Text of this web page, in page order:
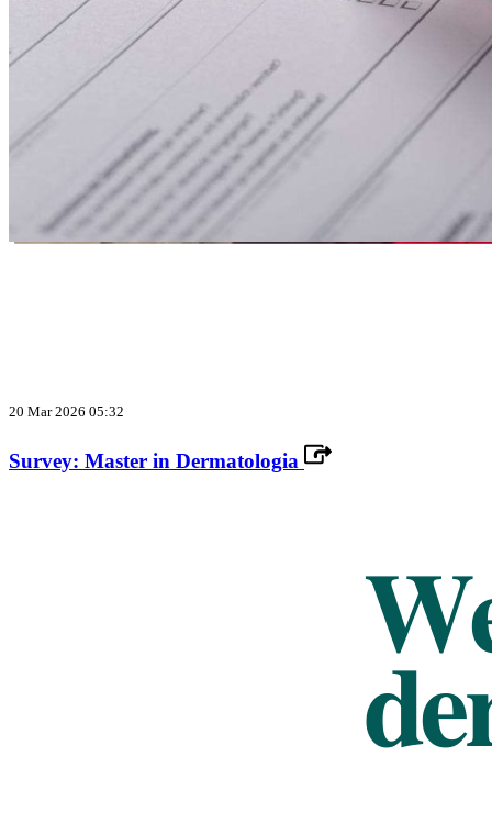
20 Mar 2026 05:32
Survey: Master in Dermatologia